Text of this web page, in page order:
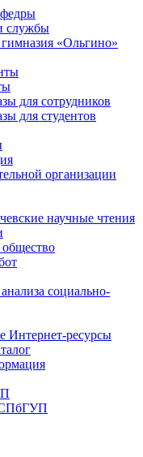
службы
«Ольгино»
для сотрудников
для студентов
организации
научные чтения
общество
социально-
Интернет-ресурсы
СПбГУП